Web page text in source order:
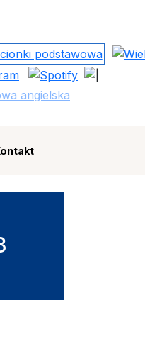
Inwestycji